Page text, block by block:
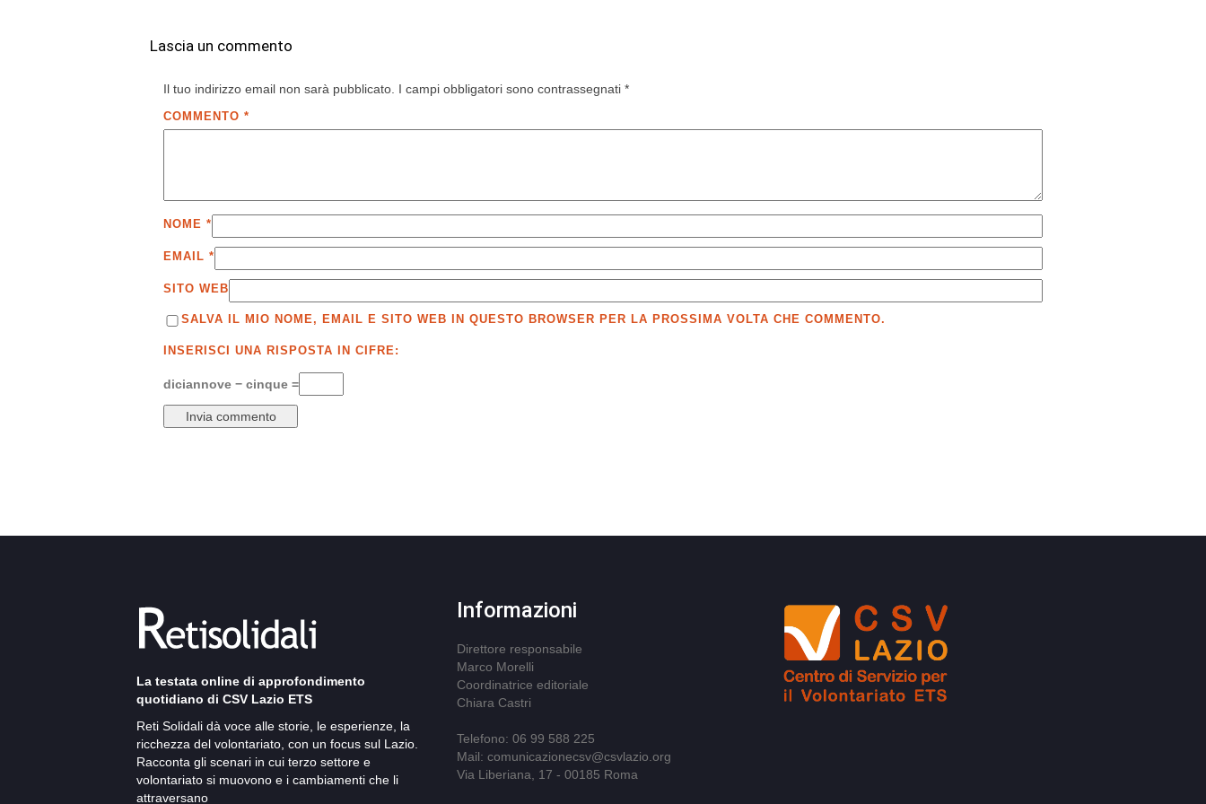
Lascia un commento
Il tuo indirizzo email non sarà pubblicato. I campi obbligatori sono contrassegnati *
COMMENTO *
NOME *
EMAIL *
SITO WEB
SALVA IL MIO NOME, EMAIL E SITO WEB IN QUESTO BROWSER PER LA PROSSIMA VOLTA CHE COMMENTO.
INSERISCI UNA RISPOSTA IN CIFRE:
diciannove − cinque =
La testata online di approfondimento
quotidiano di CSV Lazio ETS
Reti Solidali dà voce alle storie, le esperienze, la
ricchezza del volontariato, con un focus sul Lazio.
Racconta gli scenari in cui terzo settore e
volontariato si muovono e i cambiamenti che li
attraversano
Informazioni
Direttore responsabile
Marco Morelli
Coordinatrice editoriale
Chiara Castri
Telefono: 06 99 588 225
Mail: comunicazionecsv@csvlazio.org
Via Liberiana, 17 - 00185 Roma